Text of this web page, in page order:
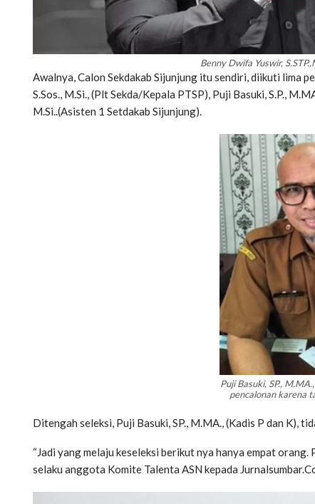
Benny Dwifa Yuswir,
Awalnya, Calon Sekdakab Sijunjung itu sendiri, diikuti lima
S.Sos., M.Si., (Plt Sekda/Kepala PTSP), Puji Basuki, S.P.,
M.Si..(Asisten 1 Setdakab Sijunjung).
Puji Basuki, SP.,
pencalonan karena
Ditengah seleksi, Puji Basuki, SP., M.MA., (Kadis P dan K),
“Jadi yang melaju keseleksi berikut nya hanya empat
selaku anggota Komite Talenta ASN kepada